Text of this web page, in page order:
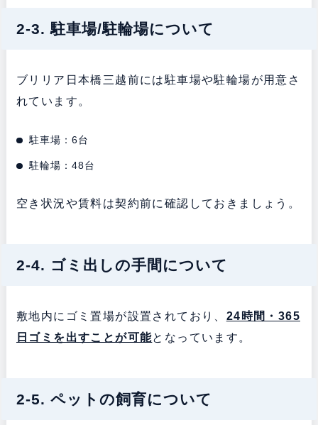
2-3. 駐車場/駐輪場について
ブリリア日本橋三越前には駐車場や駐輪場が用意さ
れています。
駐車場：6台
駐輪場：48台
空き状況や賃料は契約前に確認しておきましょう。
2-4. ゴミ出しの手間について
敷地内にゴミ置場が設置されており、 24時間・365
日ゴミを出すことが可能となっています。
2-5. ペットの飼育について